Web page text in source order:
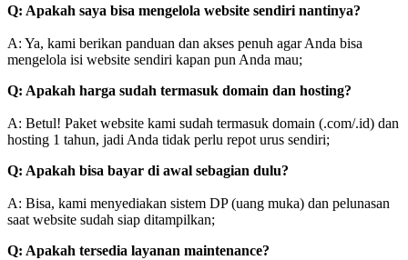
Q: Apakah saya bisa mengelola website sendiri nantinya?
A: Ya, kami berikan panduan dan akses penuh agar Anda bisa
mengelola isi website sendiri kapan pun Anda mau;
Q: Apakah harga sudah termasuk domain dan hosting?
A: Betul! Paket website kami sudah termasuk domain (.com/.id) dan
hosting 1 tahun, jadi Anda tidak perlu repot urus sendiri;
Q: Apakah bisa bayar di awal sebagian dulu?
A: Bisa, kami menyediakan sistem DP (uang muka) dan pelunasan
saat website sudah siap ditampilkan;
Q: Apakah tersedia layanan maintenance?